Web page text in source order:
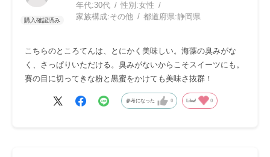
年代:30代 性別:女性
家族構成:その他 都道府県:静岡県
こちらのところてんは、とにかく美味しい。海藻の臭みがな
く、さっぱりいただける。臭みがないからこそスイーツにも。
賽の目に切ってきな粉と黒蜜をかけても美味さ抜群！
参考になった 0 Like! 0